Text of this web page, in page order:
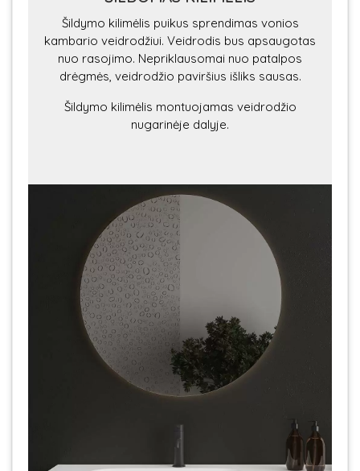
Šildymo kilimėlis puikus sprendimas vonios
kambario veidrodžiui. Veidrodis bus apsaugotas
nuo rasojimo. Nepriklausomai nuo patalpos
drėgmės, veidrodžio paviršius išliks sausas.
Šildymo kilimėlis montuojamas veidrodžio
nugarinėje dalyje.